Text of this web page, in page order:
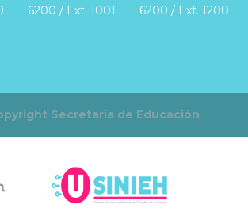
6200 / Ext. 1001
6200 / Ext. 1200
Secretaría de Educación